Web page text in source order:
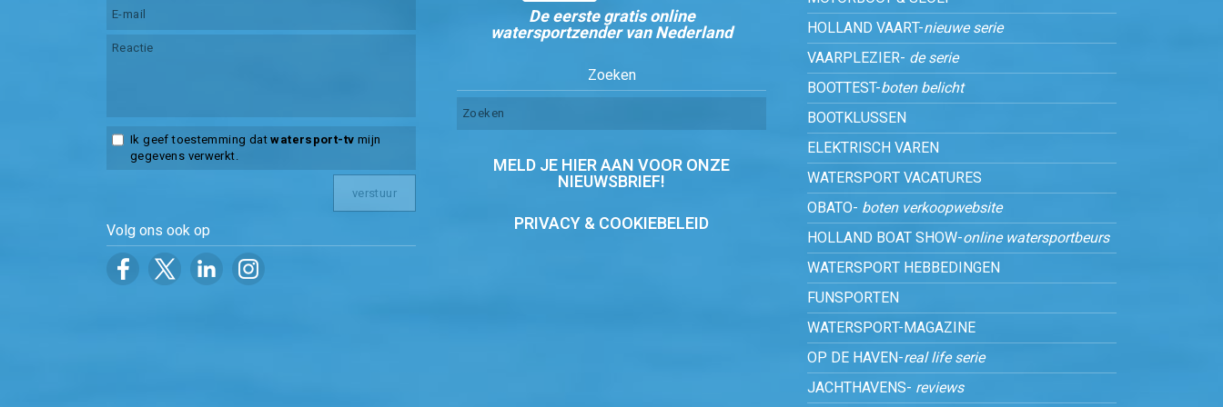
Ik geef toestemming datwatersport-tv mijn
gegevens verwerkt.
Volg ons ook op
De eerste gratis online
watersportzender van Nederland
Zoeken
MELD JE HIER AAN VOOR ONZE
NIEUWSBRIEF!
PRIVACY & COOKIEBELEID
HOLLAND VAART-nieuwe serie
VAARPLEZIER- de serie
BOOTTEST-boten belicht
BOOTKLUSSEN
ELEKTRISCH VAREN
WATERSPORT VACATURES
OBATO- boten verkoopwebsite
HOLLAND BOAT SHOW-online watersportbeurs
WATERSPORT HEBBEDINGEN
FUNSPORTEN
WATERSPORT-MAGAZINE
OP DE HAVEN-real life serie
JACHTHAVENS- reviews